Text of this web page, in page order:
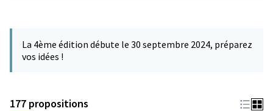
−
La 4ème édition débute le 30 septembre 2024, préparez
vos idées !
177 propositions